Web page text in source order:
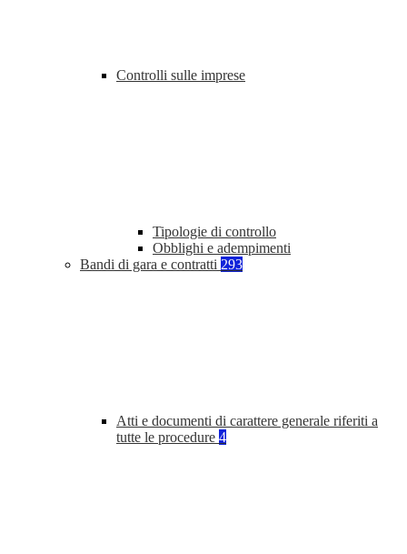
Controlli sulle imprese
Tipologie di controllo
Obblighi e adempimenti
Bandi di gara e contratti 293
Atti e documenti di carattere generale riferiti a
tutte le procedure 4